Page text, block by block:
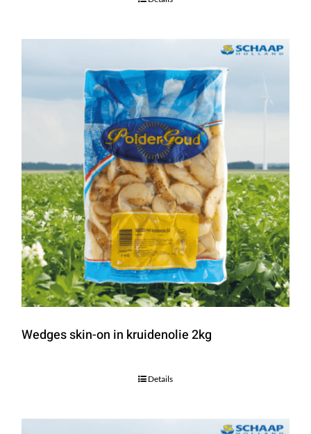
Wedges skin-on in kruidenolie 2kg
Details